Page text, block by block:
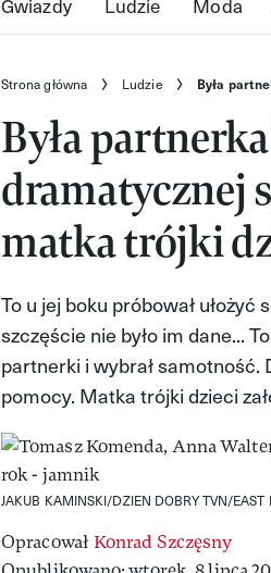
Strona główna Ludzie Była
Była
dramatycznej
matka trójki
To u jej boku próbował
szczęście nie było im dane...
partnerki i wybrał samotność.
pomocy. Matka trójki dzieci
JAKUB KAMINSKI/DZIEN DOBRY TVN/EAST
Opracował Konrad Szczęsny